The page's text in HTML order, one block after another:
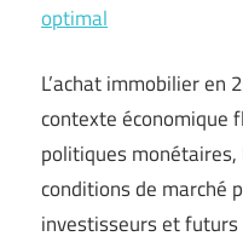
optimal
L’achat immobilier en
contexte économique
politiques
conditions de marché
investisseurs et